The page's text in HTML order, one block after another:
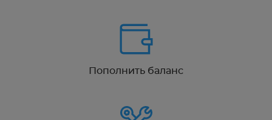
Пополнить баланс